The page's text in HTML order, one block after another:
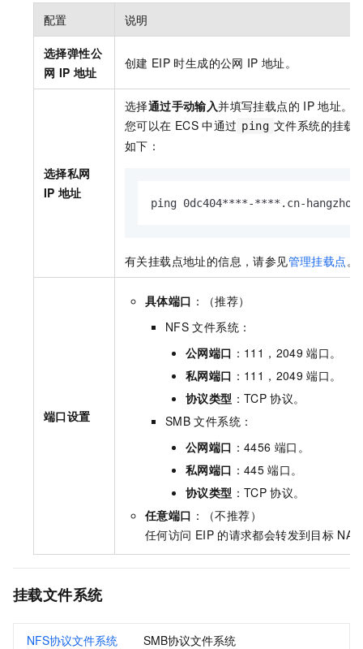
配置 说明
选择弹性公
网 IP 地址
创建 EIP 时生成的公网 IP 地址。
选择私网
IP 地址
选择通过手动输入并填写挂载点的 IP 地址。
您可以在 ECS 中通过 ping 文件系统的挂载
如下：
ping 0dc404****-****.cn-
有关挂载点地址的信息，请参见管理挂载点。
端口设置
具体端口 ：（推荐）
NFS 文件系统：
公网端口 ：111，2049 端口。
私网端口 ：111，2049 端口。
协议类型 ：TCP 协议。
SMB 文件系统：
公网端口 ：4456 端口。
私网端口 ：445 端口。
协议类型 ：TCP 协议。
任意端口 ：（不推荐）
任何访问 EIP 的请求都会转发到目标 NAS
挂载文件系统
NFS协议文件系统 SMB协议文件系统